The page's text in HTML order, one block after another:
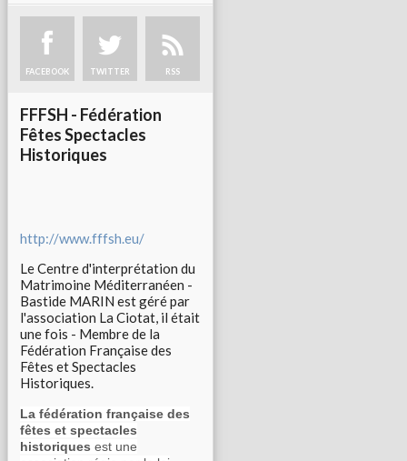
FACEBOOK TWITTER RSS
FFFSH - Fédération
Fêtes Spectacles
Historiques
http://www.fffsh.eu/
Le Centre d'interprétation du
Matrimoine Méditerranéen -
Bastide MARIN est géré par
l'association La Ciotat, il était
une fois - Membre de la
Fédération Française des
Fêtes et Spectacles
Historiques.
La fédération française des
fêtes et spectacles
historiques est une